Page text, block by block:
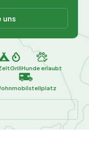
uns
GrillHunde erlaubt